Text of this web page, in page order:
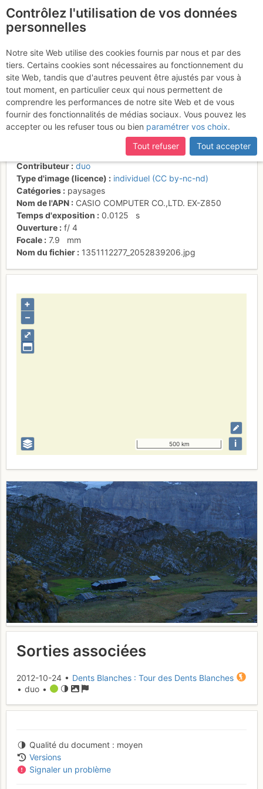
Tour des dents
Blanches-La vogealle se
réveille
24 oct. 2012 08:27
Contributeur
duo
Type d'image (licence)
individuel (CC by-nc-nd)
Catégories
paysages
Nom de l'APN
CASIO COMPUTER CO.,LTD. EX-Z850
Temps d'exposition
0.0125
s
Ouverture
f/ 4
Focale
7.9
mm
Nom du fichier
1351112277_2052839206.jpg
⤢
+
–
500 km i
Sorties associées
2012-10-24 • Dents Blanches : Tour des Dents Blanches
• duo •
Qualité du document
moyen
Versions
Signaler un problème
Contrôlez l'utilisation de vos données
personnelles
Notre site Web utilise des cookies fournis par nous et par des
tiers. Certains cookies sont nécessaires au fonctionnement du
site Web, tandis que d'autres peuvent être ajustés par vous à
tout moment, en particulier ceux qui nous permettent de
comprendre les performances de notre site Web et de vous
fournir des fonctionnalités de médias sociaux. Vous pouvez les
accepter ou les refuser tous ou bien paramétrer vos choix.
Tout refuser
Tout accepter